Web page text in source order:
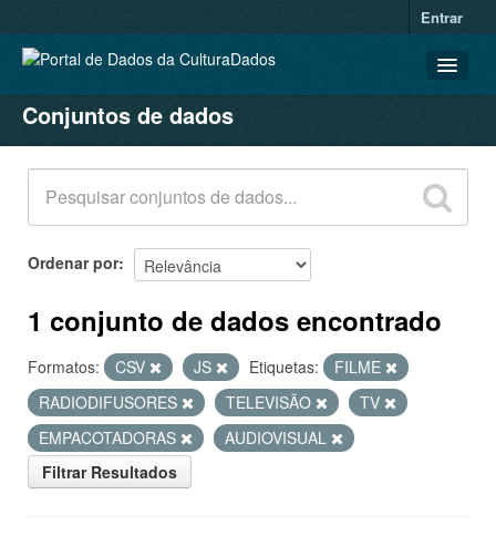
Entrar
CONJUNTOS DE DADOS
ORGANIZAÇÕES
GRUPOS
SOBRE
Conjuntos de dados
Ordenar por
1 conjunto de dados encontrado
Formatos: CSV JS Etiquetas:
FILME
RADIODIFUSORES
TELEVISÃO
TV
EMPACOTADORAS
AUDIOVISUAL
Filtrar Resultados